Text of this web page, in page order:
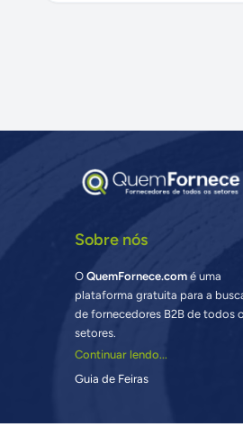
Sobre nós
OQuemFornece.com é uma
plataforma gratuita para a
de fornecedores B2B de todos
setores.
Continuar lendo...
Guia de Feiras